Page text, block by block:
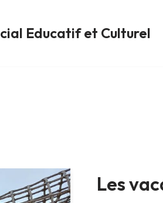
Educatif et Culturel
Les